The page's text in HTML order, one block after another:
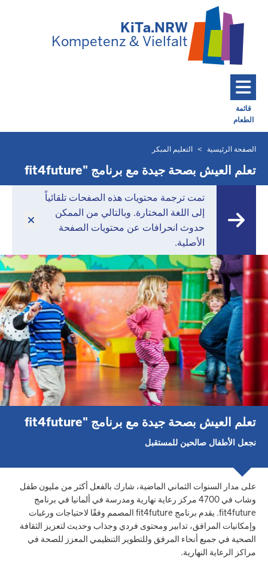
KiTa.NRW
Kompetenz & Vielfalt
قائمة
الطعام
Toggle navigation: Main Menu
أنت
موجود
الصفحة الرئيسية التعليم المبكر
تعلم العيش بصحة جيدة مع برنامج "fit4future
تمت ترجمة محتويات هذه الصفحات تلقائياً
إلى اللغة المختارة. وبالتالي من الممكن
حدوث انحرافات عن محتويات الصفحة
الأصلية.
تعلم العيش بصحة جيدة مع برنامج "fit4future
نجعل الأطفال صالحين للمستقبل
على مدار السنوات الثماني الماضية، شارك بالفعل أكثر من مليون طفل
وشاب في 4700 مركز رعاية نهارية ومدرسة في ألمانيا في برنامج
fit4future. يقدم برنامج fit4future المصمم وفقًا لاحتياجات ورغبات
وإمكانيات المرافق، تدابير ومحتوى فردي وجذاب وحديث لتعزيز الثقافة
الصحية في جميع أنحاء المرفق وللتطوير التنظيمي المعزز للصحة في
مراكز الرعاية النهارية.